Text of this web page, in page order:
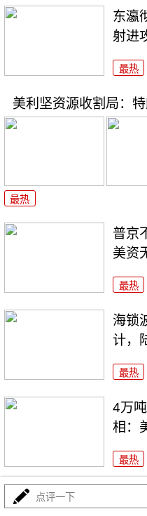
东瀛
射进
最热
美利坚资源收割局：
最热
普京
美资
最热
海锁
计，
最热
4万
相：
最热
吞
点评一下